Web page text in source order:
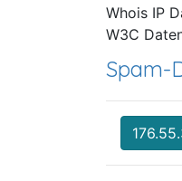
Whois IP
W3C
Spam-